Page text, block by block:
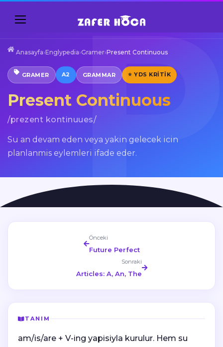
Anasayfa›Englypedia›Gramer›Present Continuous
GRAMER A2 GRAMMAR ⭐ YDS KRITIK
Present Continuous
/prezent kontinuues/
Su an devam eden veya yakin gelecek icin
planlanmis eylemleri ifade eder.
Önceki
Future Perfect
Sonraki
Articles: A, An, The
TANIM
am/is/are + V-ing yapisiyla kurulur. Hem su